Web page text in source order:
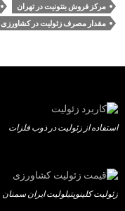
مرکز فروش بنتونیت در تهران
مقدار مصرف زئولیت در کشاورزی
استفاده از زئولیت در ذوب فلزات
زئولیت کلینوپتیلولیت ایران سمنان